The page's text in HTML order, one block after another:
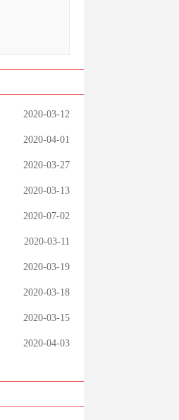
2020-03-12
2020-04-01
2020-03-27
2020-03-13
2020-07-02
2020-03-11
2020-03-19
2020-03-18
2020-03-15
2020-04-03